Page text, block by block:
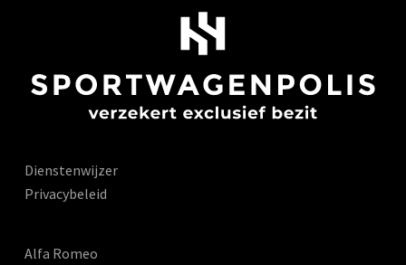
Dienstenwijzer
Privacybeleid
Alfa Romeo